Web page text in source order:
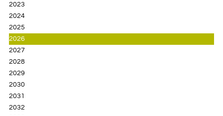
2023
2024
2025
2026
2027
2028
2029
2030
2031
2032